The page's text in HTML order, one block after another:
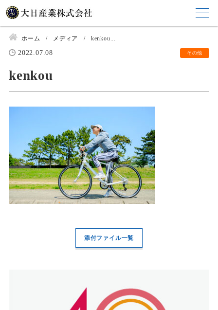
ホーム メディア kenkou...
2022.07.08 その他
kenkou
添付ファイル一覧